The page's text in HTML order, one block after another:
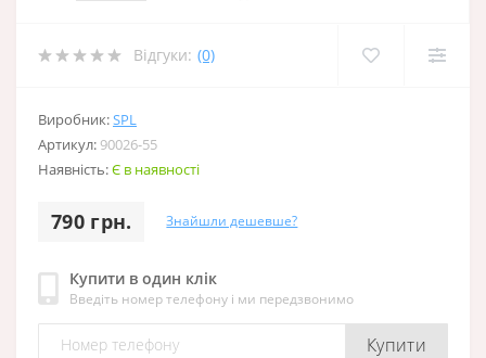
Відгуки: (0)
Виробник:SPL
Артикул: 90026-55
Наявність:Є в наявності
790 грн. Знайшли дешевше?
Купити в один клік
Введіть номер телефону і ми передзвонимо
Купити